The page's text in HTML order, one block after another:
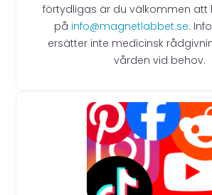
förtydligas är du välkommen att
på info@magnetlabbet.se.
ersätter inte medicinsk
vården vid behov.